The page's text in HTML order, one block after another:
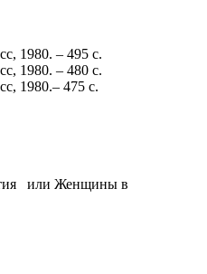
1980. – 495 с.
1980. – 480 с.
1980.– 475 с.
или Женщины в